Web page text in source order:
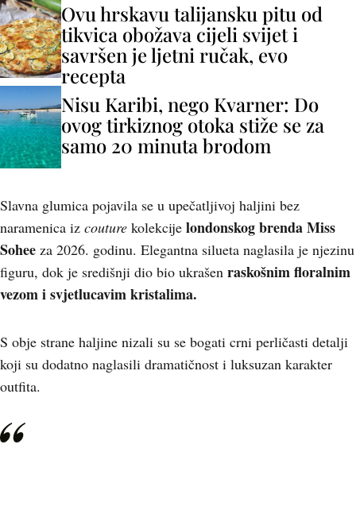
Ovu hrskavu talijansku pitu od
tikvica obožava cijeli svijet i
savršen je ljetni ručak, evo
recepta
Nisu Karibi, nego Kvarner: Do
ovog tirkiznog otoka stiže se za
samo 20 minuta brodom
Slavna glumica pojavila se u upečatljivoj haljini bez
naramenica iz couture kolekcije londonskog brenda Miss
Sohee za 2026. godinu. Elegantna silueta naglasila je njezinu
figuru, dok je središnji dio bio ukrašen raskošnim floralnim
vezom i svjetlucavim kristalima.
S obje strane haljine nizali su se bogati crni perličasti detalji
koji su dodatno naglasili dramatičnost i luksuzan karakter
outfita.